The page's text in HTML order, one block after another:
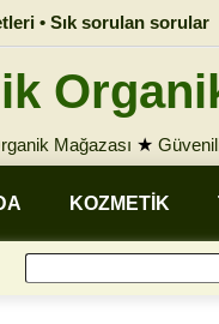
• Sık sorulan sorular
Mağazası ★
KOZMETİK